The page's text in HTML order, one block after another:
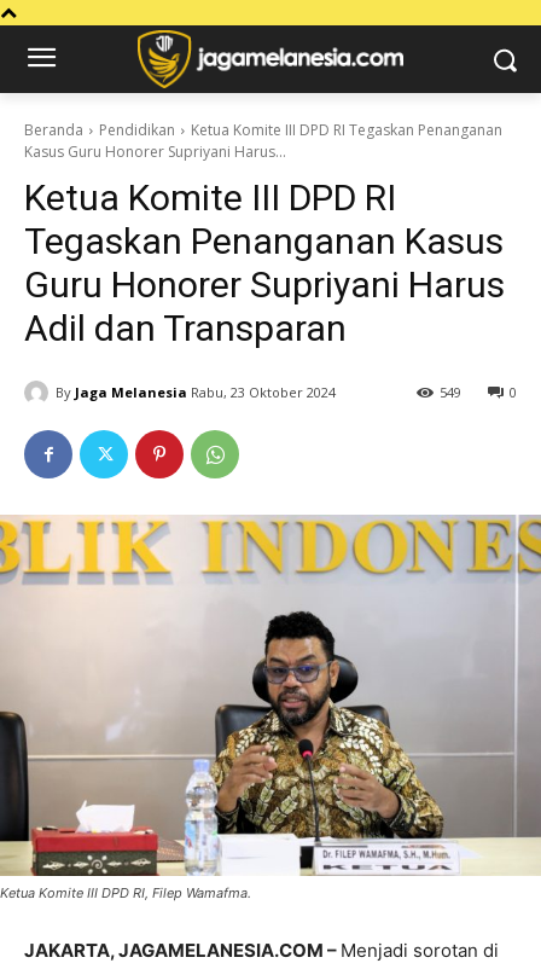
Beranda Pendidikan
Ketua Komite III DPD RI Tegaskan Penanganan
Kasus Guru Honorer Supriyani Harus...
Ketua Komite III DPD RI
Tegaskan Penanganan Kasus
Guru Honorer Supriyani Harus
Adil dan Transparan
By Jaga Melanesia Rabu, 23 Oktober 2024 0
549
Ketua Komite III DPD RI, Filep Wamafma.
JAKARTA, JAGAMELANESIA.COM – Menjadi sorotan di